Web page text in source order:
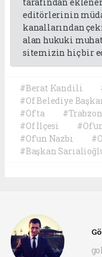
editörlerinin
kanallarından
alan hukuki
sitemizin hiç bir
#Berat Kandili
#Of Belediye
#Of'ta
#Trabzon
#Of İlçesi
#Of'un Nazbı
#Başkan